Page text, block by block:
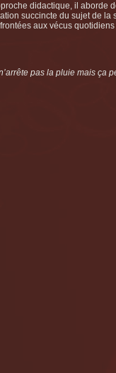
didactique, il aborde
succincte du sujet de
aux vécus
pas la pluie mais ça